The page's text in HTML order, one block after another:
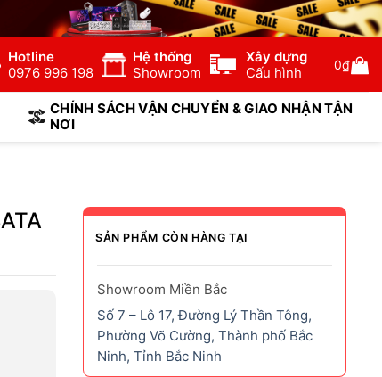
Hotline
0976 996 198
Hệ thống
Showroom
Xây dựng
Cấu hình
0₫
CHÍNH SÁCH VẬN CHUYỂN & GIAO NHẬN TẬN
NƠI
SẢN PHẨM CÒN HÀNG TẠI
Showroom Miền Bắc
Số 7 – Lô 17, Đường Lý Thần Tông,
Phường Võ Cường, Thành phố Bắc
Ninh, Tỉnh Bắc Ninh